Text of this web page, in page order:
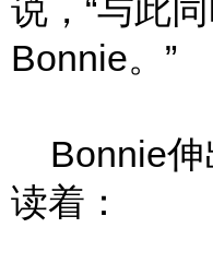
说，“与此
Bonnie。”
Bonnie伸
读着：